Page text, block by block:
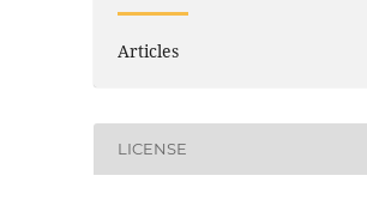
Articles
LICENSE